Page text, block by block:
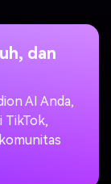
dan
AI Anda,
TikTok,